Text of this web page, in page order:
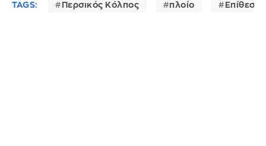
TAGS: Περσικός Κόλπος πλοίο Επίθεση